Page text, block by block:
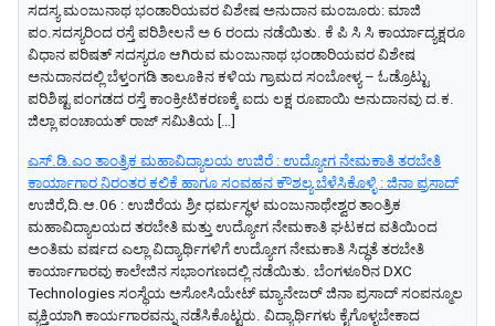
ಸದಸ್ಯ ಮಂಜುನಾಥ ಭಂಡಾರಿಯವರ ವಿಶೇಷ ಅನುದಾನ ಮಂಜೂರು: ಮಾಜಿ
ಪಂ.ಸದಸ್ಯರಿಂದ ರಸ್ತೆ ಪರಿಶೀಲನೆ ಅ 6 ರಂದು ನಡೆಯಿತು. ಕೆ ಪಿ ಸಿ ಸಿ ಕಾರ್ಯಾದ್ಯಕ್ಷರೂ
ವಿಧಾನ ಪರಿಷತ್ ಸದಸ್ಯರೂ ಆಗಿರುವ ಮಂಜುನಾಥ ಭಂಡಾರಿಯವರ ವಿಶೇಷ
ಅನುದಾನದಲ್ಲಿ ಬೆಳ್ತಂಗಡಿ ತಾಲೂಕಿನ ಕಳಿಯ ಗ್ರಾಮದ ಸಂಬೋಳ್ಯ – ಓಡ್ರೊಟ್ಟು
ಪರಿಶಿಷ್ಟ ಪಂಗಡದ ರಸ್ತೆ ಕಾಂಕ್ರೀಟಿಕರಣಕ್ಕೆ ಐದು ಲಕ್ಷ ರೂಪಾಯಿ ಅನುದಾನವು ದ.ಕ.
ಜಿಲ್ಲಾ ಪಂಚಾಯತ್ ರಾಜ್ ಸಮಿತಿಯ […]
ಎಸ್.ಡಿ.ಎಂ ತಾಂತ್ರಿಕ ಮಹಾವಿದ್ಯಾಲಯ ಉಜಿರೆ : ಉದ್ಯೋಗ ನೇಮಕಾತಿ ತರಬೇತಿ
ಕಾರ್ಯಾಗಾರ ನಿರಂತರ ಕಲಿಕೆ ಹಾಗೂ ಸಂವಹನ ಕೌಶಲ್ಯ ಬೆಳೆಸಿಕೊಳ್ಳಿ : ಜಿನಾ ಪ್ರಸಾದ್
ಉಜಿರೆ,ದಿ.ಆ.06 : ಉಜಿರೆಯ ಶ್ರೀ ಧರ್ಮಸ್ಥಳ ಮಂಜುನಾಥೇಶ್ವರ ತಾಂತ್ರಿಕ
ಮಹಾವಿದ್ಯಾಲಯದ ತರಬೇತಿ ಮತ್ತು ಉದ್ಯೋಗ ನೇಮಕಾತಿ ಘಟಕದ ವತಿಯಿಂದ
ಅಂತಿಮ ವರ್ಷದ ಎಲ್ಲಾ ವಿದ್ಯಾರ್ಥಿಗಳಿಗೆ ಉದ್ಯೋಗ ನೇಮಕಾತಿ ಸಿದ್ಧತೆ ತರಬೇತಿ
ಕಾರ್ಯಾಗಾರವು ಕಾಲೇಜಿನ ಸಭಾಂಗಣದಲ್ಲಿ ನಡೆಯಿತು. ಬೆಂಗಳೂರಿನ DXC
Technologies ಸಂಸ್ಥೆಯ ಅಸೋಸಿಯೇಟ್ ಮ್ಯಾನೇಜರ್ ಜಿನಾ ಪ್ರಸಾದ್ ಸಂಪನ್ಮೂಲ
ವ್ಯಕ್ತಿಯಾಗಿ ಕಾರ್ಯಗಾರವನ್ನು ನಡೆಸಿಕೊಟ್ಟರು. ವಿದ್ಯಾರ್ಥಿಗಳು ಕೈಗೊಳ್ಳಬೇಕಾದ